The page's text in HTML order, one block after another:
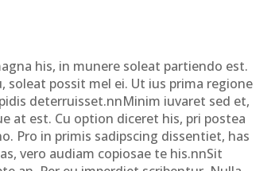
his, in munere soleat partiendo est.
soleat possit mel ei. Ut ius prima regione
deterruisset.nnMinim iuvaret sed et,
at est. Cu option diceret his, pri postea
Pro in primis sadipscing dissentiet, has
vero audiam copiosae te his.nnSit